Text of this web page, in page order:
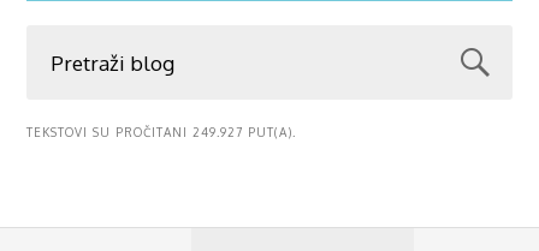
TEKSTOVI SU PROČITANI 249.927 PUT(A).